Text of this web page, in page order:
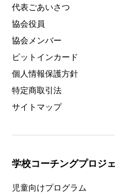
代表ごあいさつ
協会役員
協会メンバー
ピットインカード
個人情報保護方針
特定商取引法
サイトマップ
学校コーチングプロジ
児童向けプログラム